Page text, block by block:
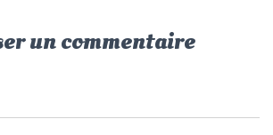
un commentaire